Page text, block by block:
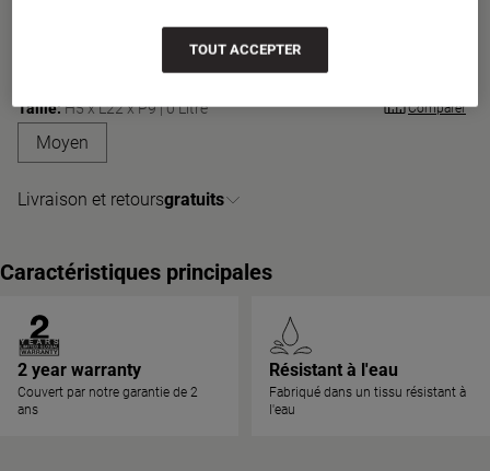
+24
Taille:H5 x L22 x P9 | 0 Litre Comparer
Taille 'Moyen'
Moyen
Livraison et retoursgratuits
Caractéristiques principales
2 year warranty
Couvert par notre garantie de 2
ans
Résistant à l'eau
Fabriqué dans un tissu résistant à
l'eau
TOUT ACCEPTER